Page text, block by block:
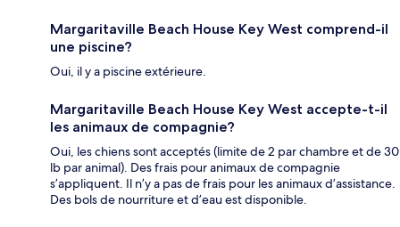
Margaritaville Beach House Key West comprend-il
une piscine?
Oui, il y a piscine extérieure.
Margaritaville Beach House Key West accepte-t-il
les animaux de compagnie?
Oui, les chiens sont acceptés (limite de 2 par chambre et de 30
lb par animal). Des frais pour animaux de compagnie
s’appliquent. Il n’y a pas de frais pour les animaux d’assistance.
Des bols de nourriture et d’eau est disponible.